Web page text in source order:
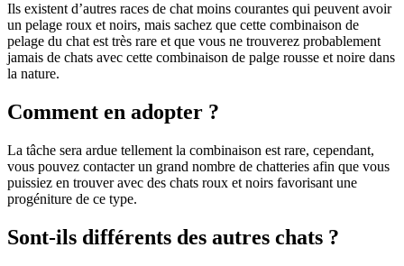
Ils existent d’autres races de chat moins courantes qui peuvent avoir
un pelage roux et noirs, mais sachez que cette combinaison de
pelage du chat est très rare et que vous ne trouverez probablement
jamais de chats avec cette combinaison de palge rousse et noire dans
la nature.
Comment en adopter ?
La tâche sera ardue tellement la combinaison est rare, cependant,
vous pouvez contacter un grand nombre de chatteries afin que vous
puissiez en trouver avec des chats roux et noirs favorisant une
progéniture de ce type.
Sont-ils différents des autres chats ?